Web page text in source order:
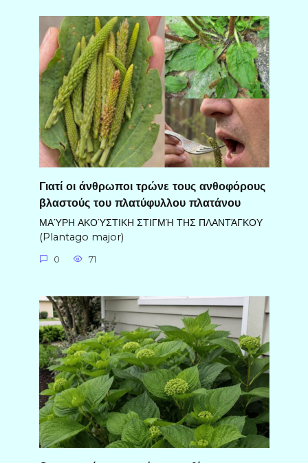
Γιατί οι άνθρωποι τρώνε τους ανθοφόρους
βλαστούς του πλατύφυλλου πλατάνου
ΜΑΎΡΗ ΑΚΟΎΣΤΙΚΗ ΣΤΙΓΜΉ ΤΗΣ ΠΛΑΝΤΆΓΚΟΥ
(Plantago major)
0 71